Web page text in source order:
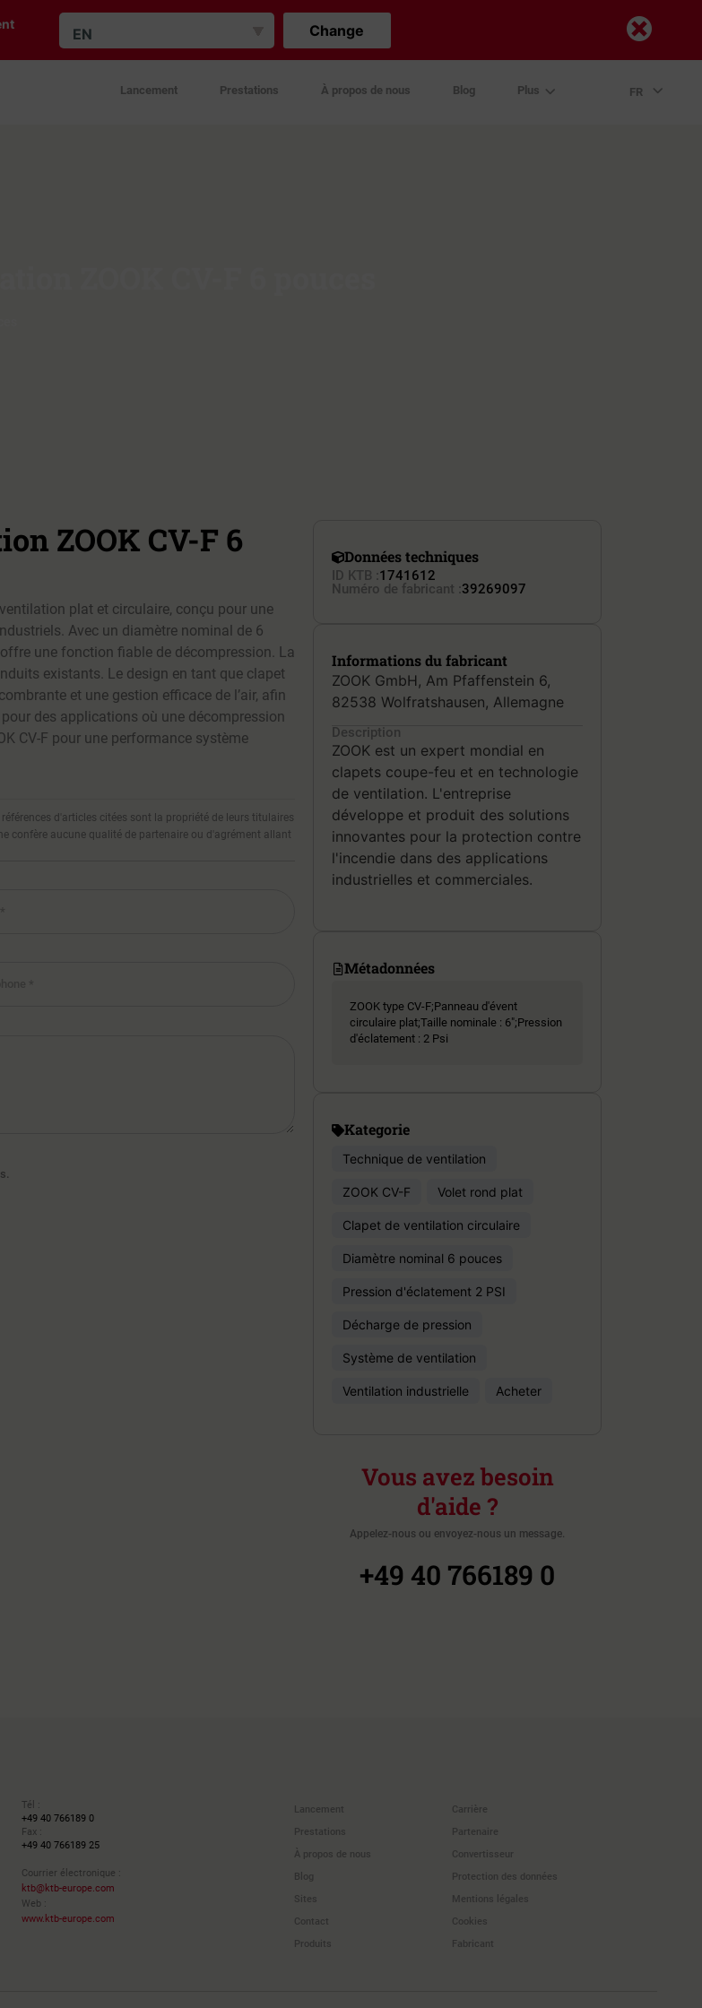
EN Change
Lancement Prestations À propos de nous Blog Plus FR
ZOOK CV-F 6
plat et circulaire, conçu pour une
Avec un diamètre nominal de 6
une fonction fiable de décompression. La
existants. Le design en tant que clapet
et une gestion efficace de l’air, afin
des applications où une décompression
CV-F pour une performance système
d'articles citées sont la propriété de leurs titulaires
confère aucune qualité de partenaire ou d'agrément allant
Données techniques
ID KTB : 1741612
Numéro de fabricant : 39269097
Informations du fabricant
ZOOK GmbH, Am Pfaffenstein 6,
82538 Wolfratshausen, Allemagne
Description
ZOOK est un expert mondial en
clapets coupe-feu et en technologie
de ventilation. L'entreprise
développe et produit des solutions
innovantes pour la protection contre
l'incendie dans des applications
industrielles et commerciales.
Métadonnées
ZOOK type CV-F;Panneau d'évent
circulaire plat;Taille nominale : 6";Pression
d'éclatement : 2 Psi
Kategorie
Technique de ventilation
ZOOK CV-F Volet rond plat
Clapet de ventilation circulaire
Diamètre nominal 6 pouces
Pression d'éclatement 2 PSI
Décharge de pression
Système de ventilation
Ventilation industrielle Acheter
Vous avez besoin
d'aide ?
Appelez-nous ou envoyez-nous un message.
+49 40 766189 0
Tél :
+49 40 766189 0
Fax :
+49 40 766189 25
Courrier électronique :
ktb@ktb-europe.com
Web :
www.ktb-europe.com
Lancement
Prestations
À propos de nous
Blog
Sites
Contact
Produits
Carrière
Partenaire
Convertisseur
Protection des données
Mentions légales
Cookies
Fabricant